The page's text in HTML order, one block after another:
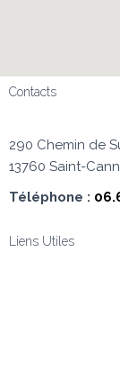
Contacts
290 Chemin de
13760 Saint-
Téléphone :
Liens Utiles